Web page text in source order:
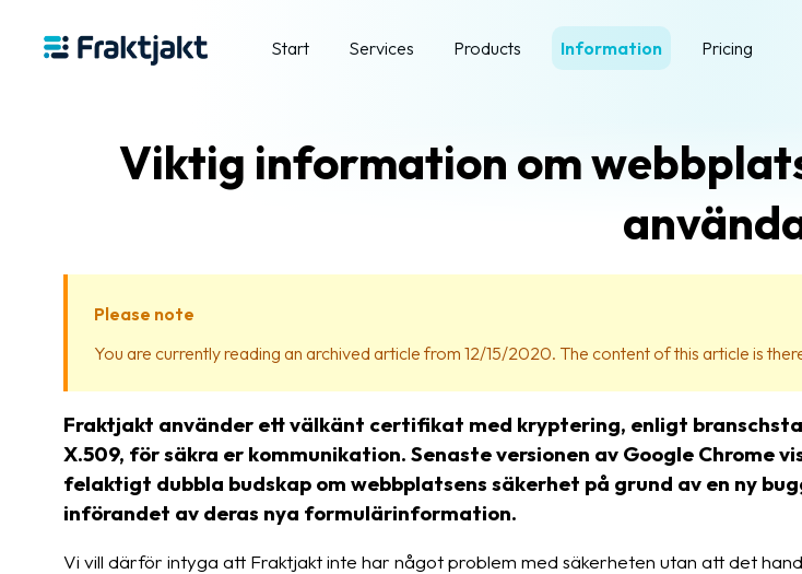
Start Services Products Information Pricing
Viktig information om
Please note
You are currently reading an archived article from 12/15/2020. The content of this article is
Fraktjakt använder ett välkänt certifikat med kryptering, enligt
X.509, för säkra er kommunikation. Senaste versionen av Google Chrome
felaktigt dubbla budskap om webbplatsens säkerhet på grund av en ny
införandet av deras nya formulärinformation.
Vi vill därför intyga att Fraktjakt inte har något problem med säkerheten utan att det